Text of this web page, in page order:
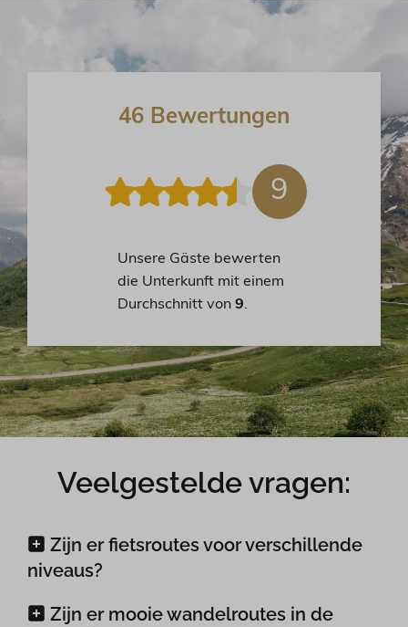
46 Bewertungen
9
Unsere Gäste bewerten
die Unterkunft mit einem
Durchschnitt von 9.
Veelgestelde vragen:
Zijn er fietsroutes voor verschillende
niveaus?
Zijn er mooie wandelroutes in de